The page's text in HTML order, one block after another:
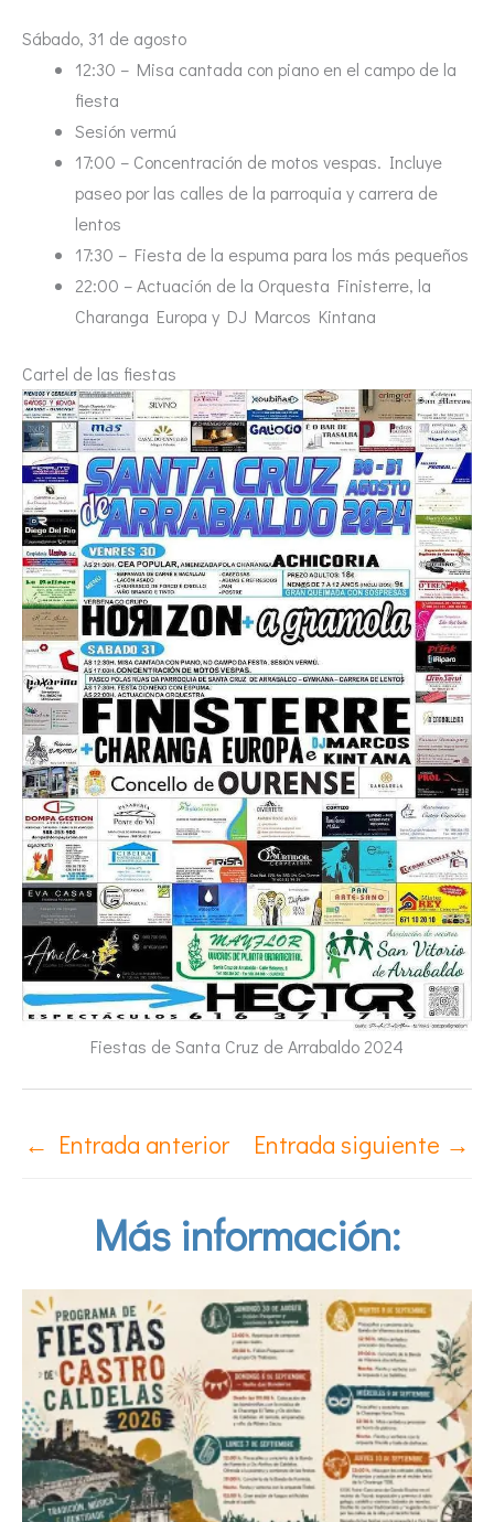
Sábado, 31 de agosto
12:30 – Misa cantada con piano en el campo de la
fiesta
Sesión vermú
17:00 – Concentración de motos vespas. Incluye
paseo por las calles de la parroquia y carrera de
lentos
17:30 – Fiesta de la espuma para los más pequeños
22:00 – Actuación de la Orquesta Finisterre, la
Charanga Europa y DJ Marcos Kintana
Cartel de las fiestas
Fiestas de Santa Cruz de Arrabaldo 2024
← Entrada anterior Entrada siguiente →
Más información: